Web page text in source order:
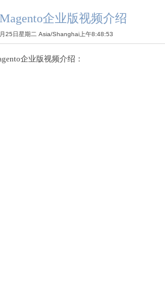
企业版视频介绍
25日星期二 Asia/Shanghai上午8:48:53
企业版视频介绍：